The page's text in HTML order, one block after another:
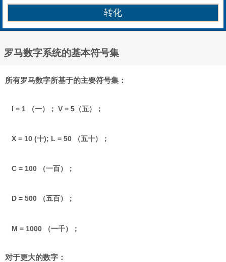
罗马数字系统的基本符号集
所有罗马数字所基于的主要符号集：
I = 1 （一）； V = 5（五）；
X = 10 (十); L = 50 （五十）；
C = 100 （一百）；
D = 500 （五百）；
M = 1000 （一千）；
对于更大的数字：